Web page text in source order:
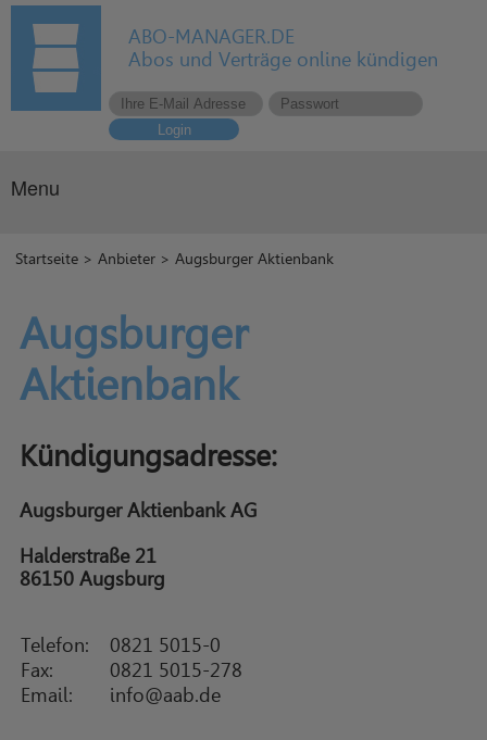
ABO-MANAGER.DE
Abos und Verträge online kündigen
Login
Menu
Startseite >Anbieter > Augsburger Aktienbank
Augsburger
Aktienbank
Kündigungsadresse:
Augsburger Aktienbank AG
Halderstraße 21
86150 Augsburg
Telefon:
0821 5015-0
Fax:
0821 5015-278
Email:
info@aab.de